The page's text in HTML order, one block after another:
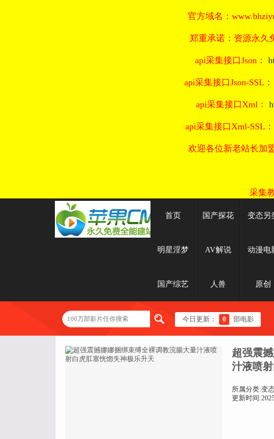
官方域名：
郑重承诺：资源永久
api采集接口Json：
api采集接口Json-SSL：
api采集接口Xml：
api采集接口Xml-SSL：
欢迎各位新老站长加
采集
首页 国产探花 变态另
明星淫梦 AV解说 动漫电
国产综艺 人兽 原创
今日更新： 0 部电影
超强震
汁液喷
所属分类:变
更新时间